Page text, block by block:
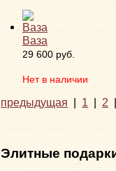
Ваза
29 600 руб.
Нет в наличии
предыдущая | 1 | 2
Элитные